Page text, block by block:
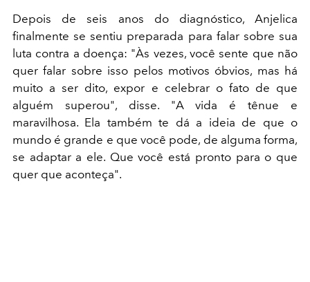
Depois de seis anos do diagnóstico, Anjelica
finalmente se sentiu preparada para falar sobre sua
luta contra a doença: "Às vezes, você sente que não
quer falar sobre isso pelos motivos óbvios, mas há
muito a ser dito, expor e celebrar o fato de que
alguém superou", disse. "A vida é tênue e
maravilhosa. Ela também te dá a ideia de que o
mundo é grande e que você pode, de alguma forma,
se adaptar a ele. Que você está pronto para o que
quer que aconteça".